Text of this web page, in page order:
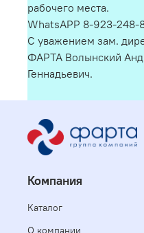
рабочего места.
WhatsAPP 8-923-248-
С уважением зам.
ФАРТА Волынский
Геннадьевич.
Компания
Каталог
О компании